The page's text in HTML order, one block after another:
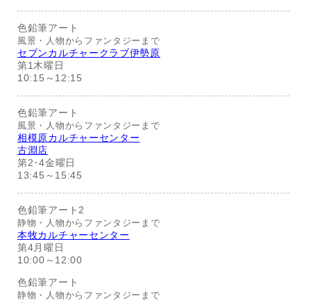
色鉛筆アート
風景・人物からファンタジーまで
セブンカルチャークラブ伊勢原
第1木曜日
10:15～12:15
色鉛筆アート
風景・人物からファンタジーまで
相模原カルチャーセンター
古淵店
第2･4金曜日
13:45～15:45
色鉛筆アート2
静物・人物からファンタジーまで
本牧カルチャーセンター
第4月曜日
10:00～12:00
色鉛筆アート
静物・人物からファンタジーまで